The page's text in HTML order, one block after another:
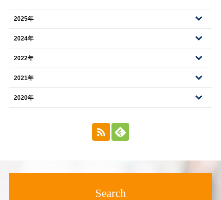
2025年
2024年
2022年
2021年
2020年
Search